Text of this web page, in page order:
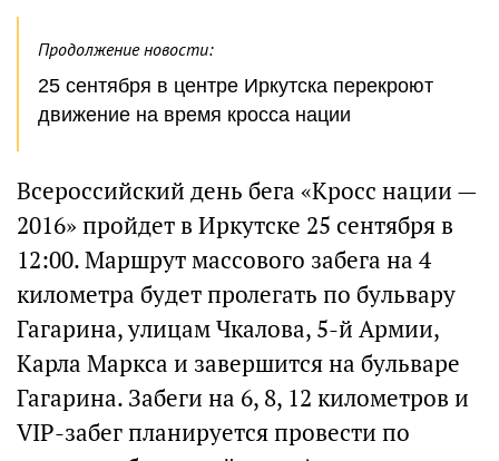
Продолжение новости:
25 сентября в центре Иркутска перекроют
движение на время кросса нации
Всероссийский день бега «Кросс нации —
2016» пройдет в Иркутске 25 сентября в
12:00. Маршрут массового забега на 4
километра будет пролегать по бульвару
Гагарина, улицам Чкалова, 5-й Армии,
Карла Маркса и завершится на бульваре
Гагарина. Забеги на 6, 8, 12 километров и
VIP-забег планируется провести по